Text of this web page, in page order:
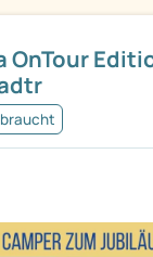
OnTour